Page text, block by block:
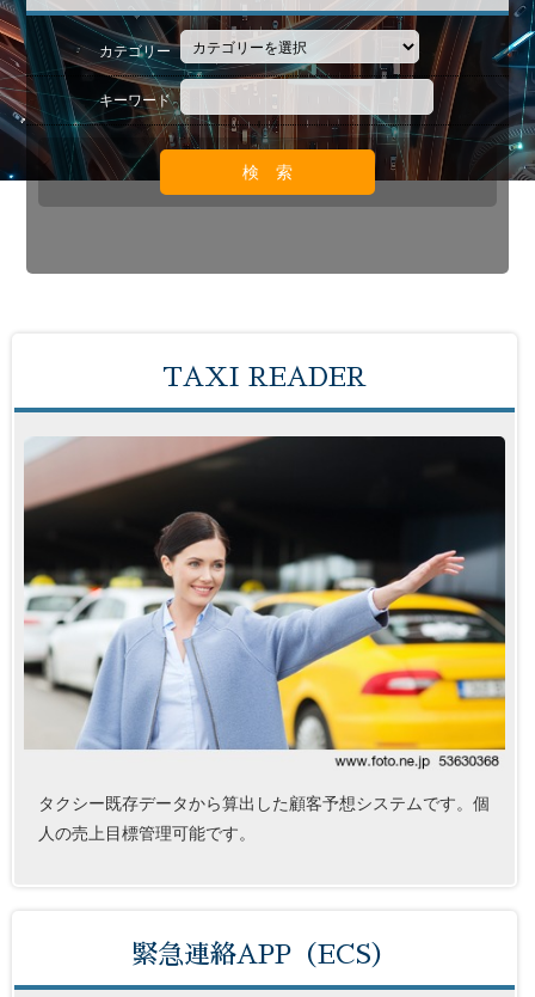
カテゴリー
キーワード
TAXI READER
タクシー既存データから算出した顧客予想システムです。個
人の売上目標管理可能です。
緊急連絡APP（ECS）